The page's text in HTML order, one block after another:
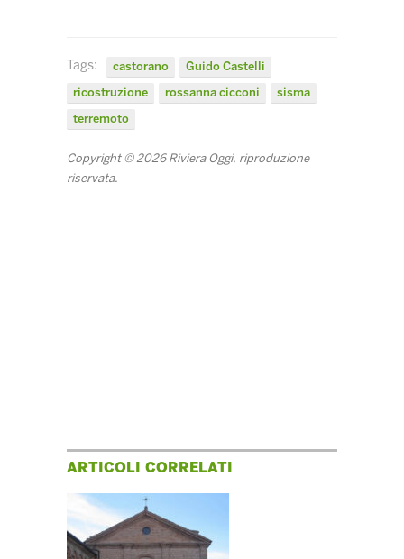
Tags: castorano
Guido Castelli
ricostruzione
rossanna cicconi
sisma
terremoto
Copyright © 2026 Riviera Oggi, riproduzione
riservata.
ARTICOLI CORRELATI